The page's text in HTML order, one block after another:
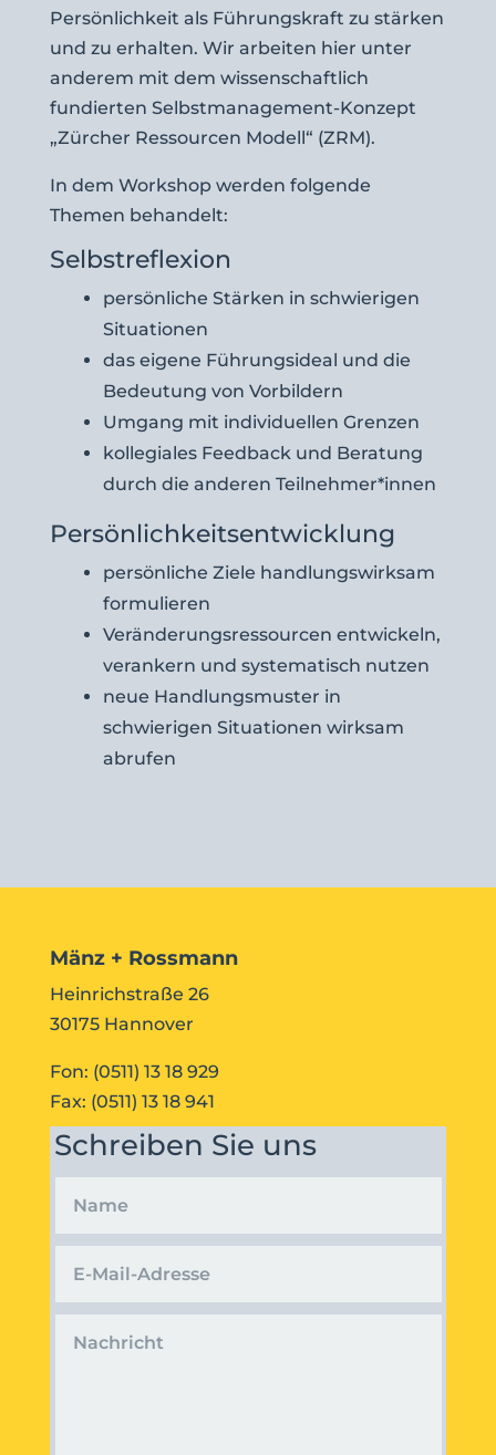
Persönlichkeit als Führungskraft zu stärken
und zu erhalten. Wir arbeiten hier unter
anderem mit dem wissenschaftlich
fundierten Selbstmanagement-Konzept
„Zürcher Ressourcen Modell“ (ZRM).
In dem Workshop werden folgende
Themen behandelt:
Selbstreflexion
persönliche Stärken in schwierigen
Situationen
das eigene Führungsideal und die
Bedeutung von Vorbildern
Umgang mit individuellen Grenzen
kollegiales Feedback und Beratung
durch die anderen Teilnehmer*innen
Persönlichkeitsentwicklung
persönliche Ziele handlungswirksam
formulieren
Veränderungsressourcen entwickeln,
verankern und systematisch nutzen
neue Handlungsmuster in
schwierigen Situationen wirksam
abrufen
Mänz + Rossmann
Heinrichstraße 26
30175 Hannover
Fon: (0511) 13 18 929
Fax: (0511) 13 18 941
Schreiben Sie uns